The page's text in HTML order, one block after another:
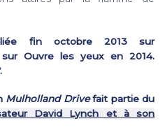
fin octobre 2013 sur
Ouvre les yeux en 2014.
Mulholland Drivefait partie du
David Lynch et à son